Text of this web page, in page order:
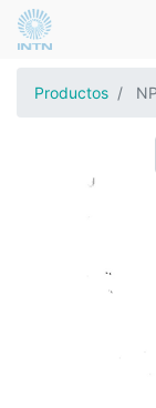
Productos